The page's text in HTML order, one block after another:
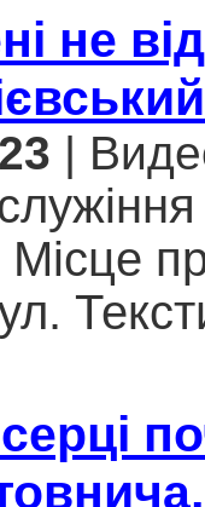
не
|